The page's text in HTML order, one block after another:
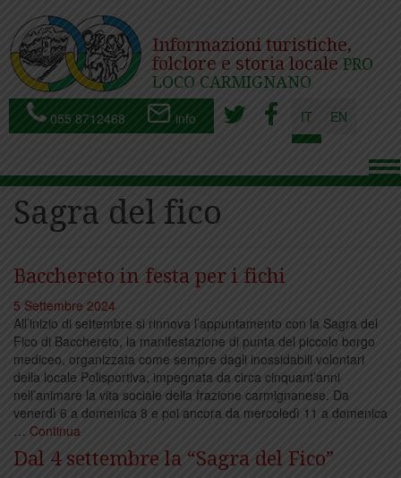
Informazioni turistiche,
folclore e storia locale PRO
LOCO CARMIGNANO
055 8712468 info IT EN
Sagra del fico
Bacchereto in festa per i fichi
5 Settembre 2024
All’inizio di settembre si rinnova l’appuntamento con la Sagra del
Fico di Bacchereto, la manifestazione di punta del piccolo borgo
mediceo, organizzata come sempre dagli inossidabili volontari
della locale Polisportiva, impegnata da circa cinquant’anni
nell’animare la vita sociale della frazione carmignanese. Da
venerdì 6 a domenica 8 e poi ancora da mercoledì 11 a domenica
… Continua
Dal 4 settembre la “Sagra del Fico”